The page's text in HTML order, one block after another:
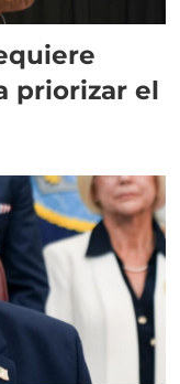
priorizar el